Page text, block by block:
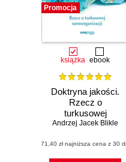
Promocja
książka ebook
Doktryna jakości.
Rzecz o
turkusowej
samoorganizacji.
Andrzej Jacek Blikle
(71,40 zł najniższa cena z 30